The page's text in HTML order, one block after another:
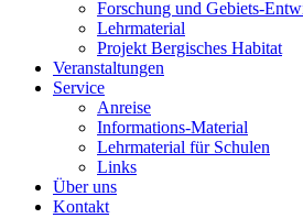
Forschung und Gebiets-
Lehrmaterial
Projekt Bergisches Habitat
Veranstaltungen
Service
Anreise
Informations-Material
Lehrmaterial für Schulen
Links
Über uns
Kontakt